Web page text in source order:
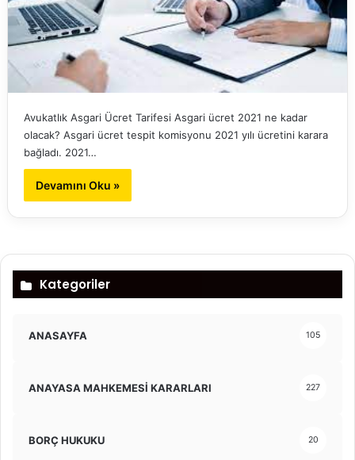
Avukatlık Asgari Ücret Tarifesi Asgari ücret 2021 ne kadar
olacak? Asgari ücret tespit komisyonu 2021 yılı ücretini karara
bağladı. 2021…
Devamını Oku »
Kategoriler
ANASAYFA 105
ANAYASA MAHKEMESİ KARARLARI 227
BORÇ HUKUKU 20